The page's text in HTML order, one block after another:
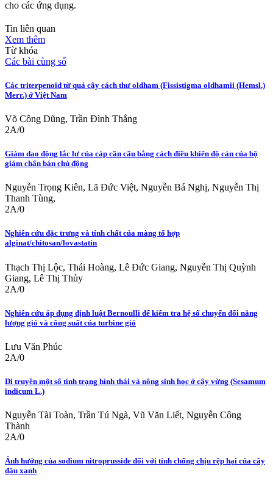
cho các ứng dụng.
Tin liên quan
Xem thêm
Từ khóa
Các bài cùng số
Các triterpenoid từ quả cây cách thư oldham (Fissistigma oldhamii (Hemsl.)
Merr.) ở Việt Nam
Võ Công Dũng, Trần Đình Thắng
2A/0
Giảm dao động lắc lư của cáp cần cẩu bằng cách điều khiển độ cản của bộ
giảm chấn bán chủ động
Nguyễn Trọng Kiên, Lã Đức Việt, Nguyễn Bá Nghị, Nguyễn Thị
Thanh Tùng,
2A/0
Nghiên cứu đặc trưng và tính chất của màng tổ hợp
alginat/chitosan/lovastatin
Thạch Thị Lộc, Thái Hoàng, Lê Đức Giang, Nguyễn Thị Quỳnh
Giang, Lê Thị Thủy
2A/0
Nghiên cứu áp dụng định luật Bernoulli để kiểm tra hệ số chuyển đổi năng
lượng gió và công suất của turbine gió
Lưu Văn Phúc
2A/0
Di truyền một số tính trạng hình thái và nông sinh học ở cây vừng (Sesamum
indicum L.)
Nguyễn Tài Toàn, Trần Tú Ngà, Vũ Văn Liết, Nguyễn Công
Thành
2A/0
Ảnh hưởng của sodium nitroprusside đối với tính chống chịu rệp hại của cây
đậu xanh